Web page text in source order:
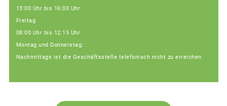
13:00 Uhr bis 16:00 Uhr
Freitag
08:00 Uhr bis 12:15 Uhr
Montag und Donnerstag:
Nachmittags ist die Geschäftsstelle telefonisch nicht zu erreichen